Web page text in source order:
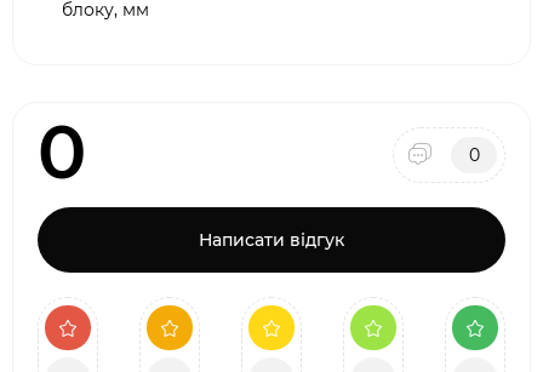
блоку, мм
0 0
Написати відгук